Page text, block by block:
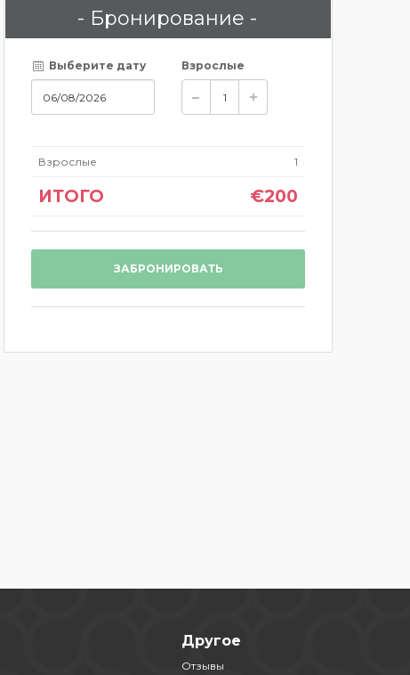
- Бронирование -
Выберите дату Взрослые
Взрослые 1
ИТОГО €200
ЗАБРОНИРОВАТЬ
Другое
Отзывы